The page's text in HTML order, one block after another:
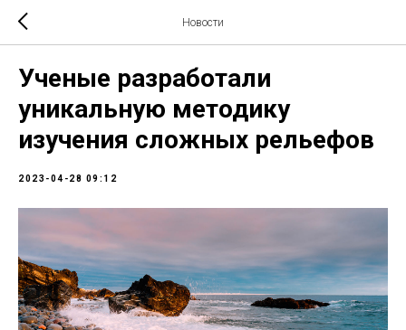
Новости
Ученые разработали
уникальную методику
изучения сложных рельефов
2023-04-28 09:12